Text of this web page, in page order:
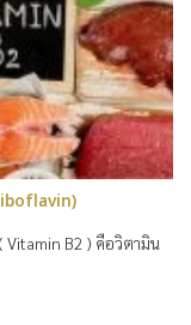
Vitamin B2 ) คือวิตามิน